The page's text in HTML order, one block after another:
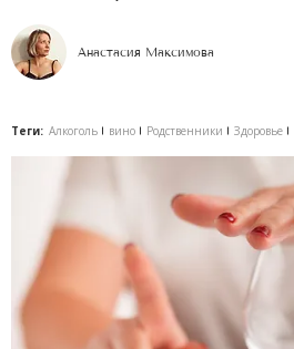
Анастасия Максимова
Теги: Алкоголь вино Родственники Здоровье